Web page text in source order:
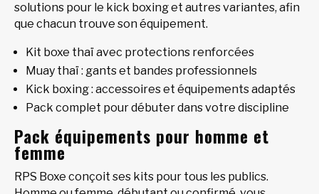
solutions pour le kick boxing et autres variantes, afin
que chacun trouve son équipement.
Kit boxe thaï avec protections renforcées
Muay thaï : gants et bandes professionnels
Kick boxing : accessoires et équipements adaptés
Pack complet pour débuter dans votre discipline
Pack équipements pour homme et
femme
RPS Boxe conçoit ses kits pour tous les publics.